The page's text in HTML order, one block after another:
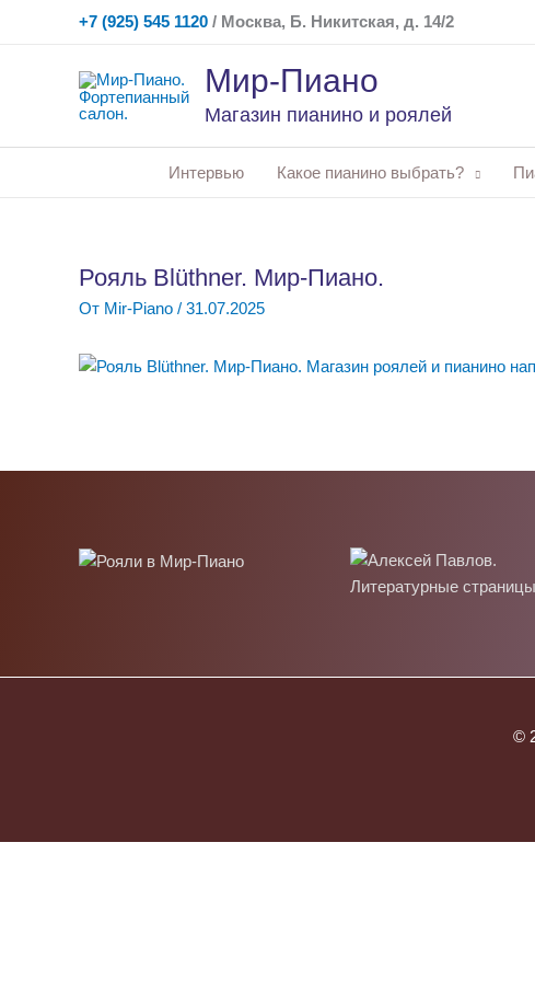
+7 (925) 545 1120 / Москва, Б. Никитская, д. 14/2
Мир-Пиано
Магазин пианино и роялей
Интервью Какое пианино выбрать?
Рояль Blüthner. Мир-Пиано.
От Mir-Piano / 31.07.2025
©